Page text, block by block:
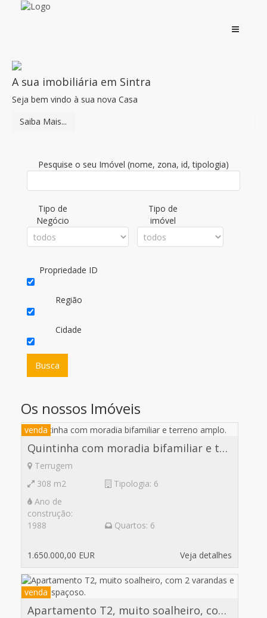
A sua imobiliária em Sintra
Seja bem vindo à sua nova Casa
Saiba Mais...
Pesquise o seu Imóvel (nome, zona, id, tipologia)
Tipo de
Negócio
Tipo de
imóvel
Propriedade ID
Região
Cidade
Os nossos Imóveis
venda
Quintinha com moradia bifamiliar e terreno amplo.
Terrugem
308 m2
Tipologia: 6
Ano de
construção:
1988
Quartos: 6
1.650.000,00 EUR Veja detalhes
venda
Apartamento T2, muito soalheiro, com 2 varandas e sotão espaçoso.